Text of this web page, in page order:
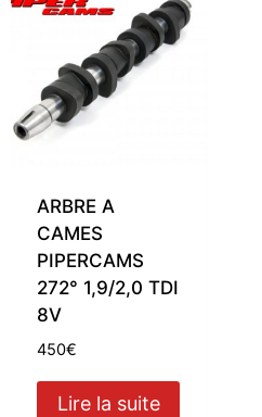
ARBRE A
CAMES
PIPERCAMS
272° 1,9/2,0 TDI
8V
450€
Lire la suite